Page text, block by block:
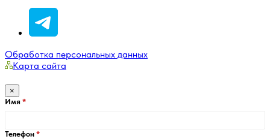
Обработка персональных данных
Карта сайта
×
Имя
Телефон